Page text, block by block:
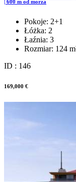
| 600 m od morza
Pokoje: 2+1
Łóżka: 2
Łaźnia: 3
Rozmiar: 124
ID : 146
169,000 €